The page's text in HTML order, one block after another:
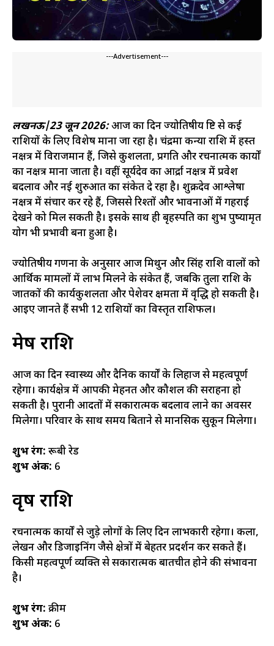
---Advertisement---
लखनऊ|23 जून 2026:आज का दिन ज्योतिषीय दृष्टि से कई
राशियों के लिए विशेष माना जा रहा है। चंद्रमा कन्या राशि में हस्त
नक्षत्र में विराजमान हैं, जिसे कुशलता, प्रगति और रचनात्मक कार्यों
का नक्षत्र माना जाता है। वहीं सूर्यदेव का आर्द्रा नक्षत्र में प्रवेश
बदलाव और नई शुरुआत का संकेत दे रहा है। शुक्रदेव आश्लेषा
नक्षत्र में संचार कर रहे हैं, जिससे रिश्तों और भावनाओं में गहराई
देखने को मिल सकती है। इसके साथ ही बृहस्पति का शुभ पुष्यामृत
योग भी प्रभावी बना हुआ है।
ज्योतिषीय गणना के अनुसार आज मिथुन और सिंह राशि वालों को
आर्थिक मामलों में लाभ मिलने के संकेत हैं, जबकि तुला राशि के
जातकों की कार्यकुशलता और पेशेवर क्षमता में वृद्धि हो सकती है।
आइए जानते हैं सभी 12 राशियों का विस्तृत राशिफल।
मेष राशि
आज का दिन स्वास्थ्य और दैनिक कार्यों के लिहाज से महत्वपूर्ण
रहेगा। कार्यक्षेत्र में आपकी मेहनत और कौशल की सराहना हो
सकती है। पुरानी आदतों में सकारात्मक बदलाव लाने का अवसर
मिलेगा। परिवार के साथ समय बिताने से मानसिक सुकून मिलेगा।
शुभ रंग: रूबी रेड
शुभ अंक: 6
वृष राशि
रचनात्मक कार्यों से जुड़े लोगों के लिए दिन लाभकारी रहेगा। कला,
लेखन और डिजाइनिंग जैसे क्षेत्रों में बेहतर प्रदर्शन कर सकते हैं।
किसी महत्वपूर्ण व्यक्ति से सकारात्मक बातचीत होने की संभावना
है।
शुभ रंग: क्रीम
शुभ अंक: 6